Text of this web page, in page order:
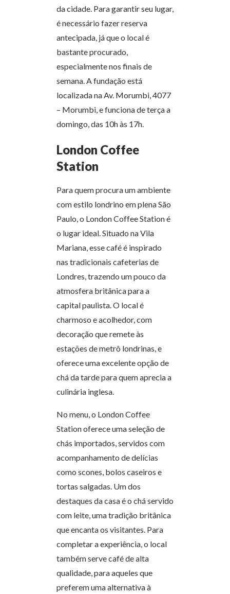
da cidade. Para garantir seu lugar,
é necessário fazer reserva
antecipada, já que o local é
bastante procurado,
especialmente nos finais de
semana. A fundação está
localizada na Av. Morumbi, 4077
– Morumbi, e funciona de terça a
domingo, das 10h às 17h.
London Coffee
Station
Para quem procura um ambiente
com estilo londrino em plena São
Paulo, o London Coffee Station é
o lugar ideal. Situado na Vila
Mariana, esse café é inspirado
nas tradicionais cafeterias de
Londres, trazendo um pouco da
atmosfera britânica para a
capital paulista. O local é
charmoso e acolhedor, com
decoração que remete às
estações de metrô londrinas, e
oferece uma excelente opção de
chá da tarde para quem aprecia a
culinária inglesa.
No menu, o London Coffee
Station oferece uma seleção de
chás importados, servidos com
acompanhamento de delícias
como scones, bolos caseiros e
tortas salgadas. Um dos
destaques da casa é o chá servido
com leite, uma tradição britânica
que encanta os visitantes. Para
completar a experiência, o local
também serve café de alta
qualidade, para aqueles que
preferem uma alternativa à